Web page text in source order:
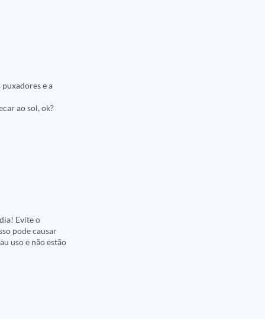
e a
ao sol, ok?
Evite o
pode causar
uso e não estão